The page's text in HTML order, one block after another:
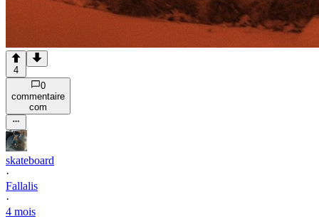
4
0
commentaire
com
skateboard
·
Fallalis
·
4 mois